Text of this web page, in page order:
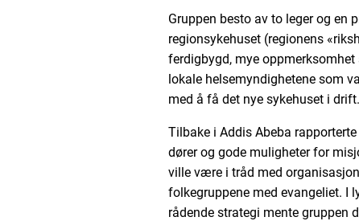
Gruppen besto av to leger og en
regionsykehuset (regionens
ferdigbygd, mye oppmerksomhet
lokale helsemyndighetene som
med å få det nye sykehuset i drift.
Tilbake i Addis Abeba
dører og gode muligheter for
ville være i tråd med
folkegruppene med evangeliet. I
rådende strategi mente gruppen